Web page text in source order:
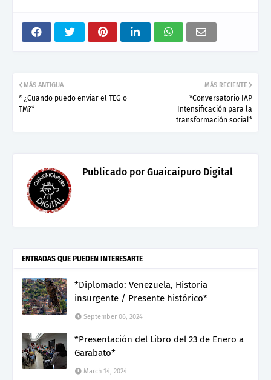
MÁS RECIENTE
*Conversatorio IAP
Intensificación para la
transformación social*
MÁS ANTIGUA
* ¿Cuando puedo enviar el TEG o
TM?*
Publicado porGuaicaipuro Digital
ENTRADAS QUE PUEDEN INTERESARTE
*Diplomado: Venezuela, Historia
insurgente / Presente histórico*
September 06, 2024
*Presentación del Libro del 23 de Enero a
Garabato*
March 14, 2024